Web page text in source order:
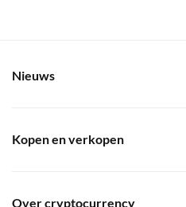
Nieuws
Kopen en verkopen
Over cryptocurrency